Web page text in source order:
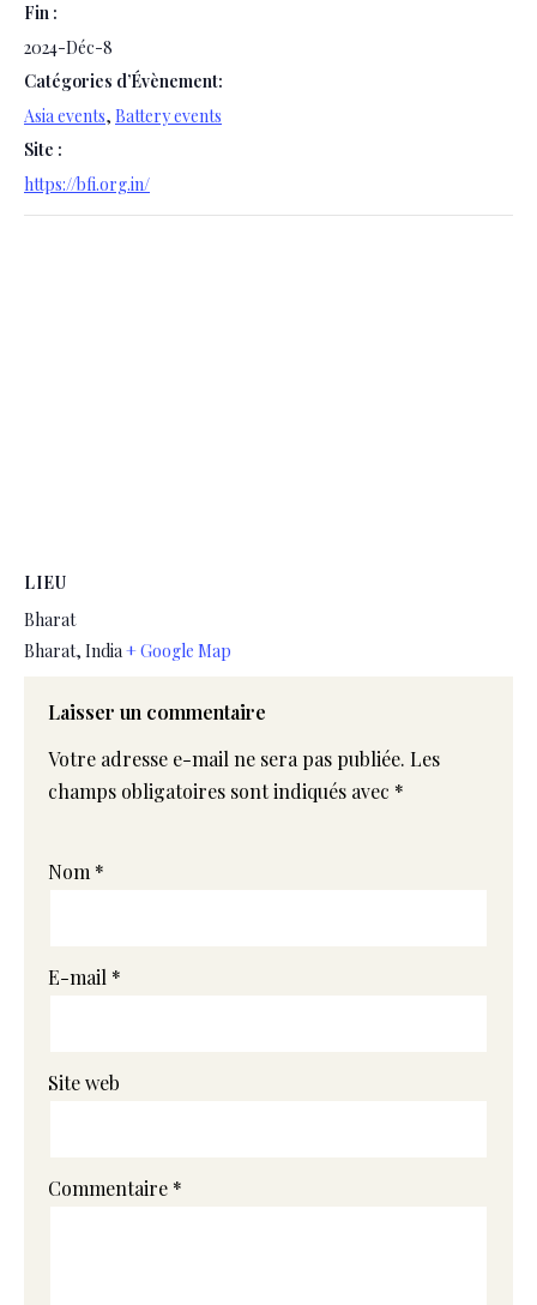
Fin :
2024-Déc-8
Catégories d’Évènement:
Asia events, Battery events
Site :
https://bfi.org.in/
LIEU
Bharat
Bharat, India+ Google Map
Laisser un commentaire
Votre adresse e-mail ne sera pas publiée. Les
champs obligatoires sont indiqués avec *
Nom *
E-mail *
Site web
Commentaire *